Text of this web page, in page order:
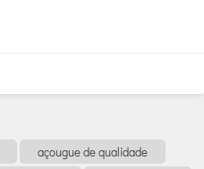
açougue de qualidade